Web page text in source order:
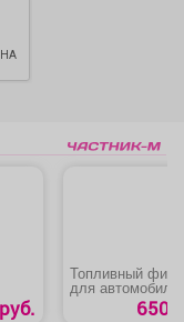
Топливный
для автомобиля
«Hyundai Solaris»
650